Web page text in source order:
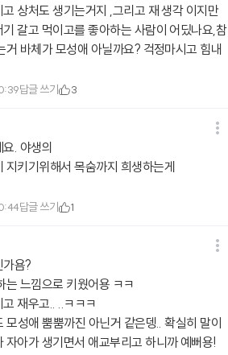
상처도 생기는거지 ,그리고 재 생각 이지만
갈고 먹이고를 좋아하는 사람이 어딨나요,참
거 바체가 모성애 아닐까요? 걱정마시고 힘내
답글 쓰기 3
. 야생의
지키기위해서 목숨까지 희생하는게
답글 쓰기 1
가욤?
는 느낌으로 키웠어용 ㅋㅋ
재우고.. ..ㅋㅋㅋ
모성애 뿜뿜까진 아닌거 같은뎅.. 확실히 말이
자아가 생기면서 애교부리고 하니까 예뻐용!